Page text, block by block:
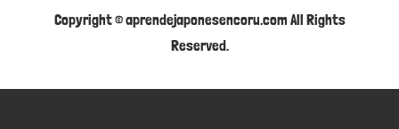
Copyright © aprendejaponesencoru.com All Rights
Reserved.